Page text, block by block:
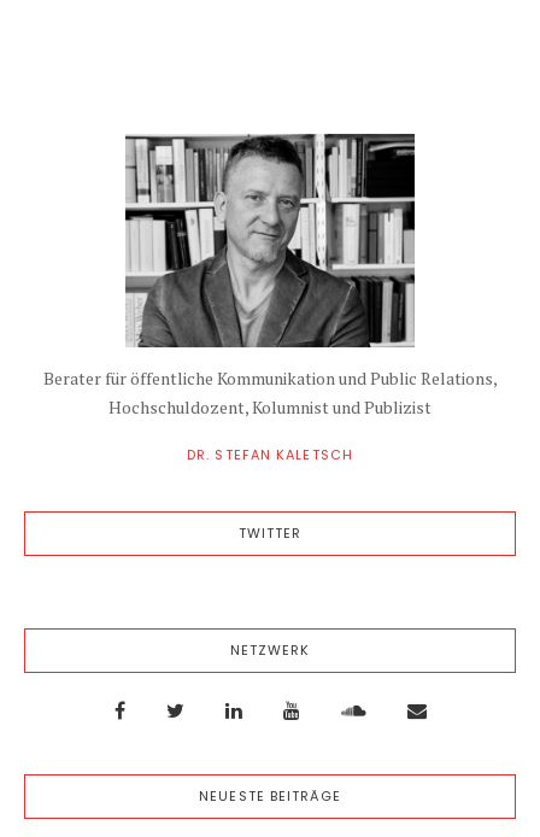
Berater für öffentliche Kommunikation und Public Relations,
Hochschuldozent, Kolumnist und Publizist
DR. STEFAN KALETSCH
TWITTER
NETZWERK
NEUESTE BEITRÄGE